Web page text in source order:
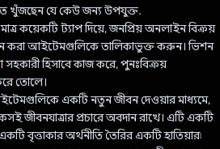
খুঁজছেন যে কেউ জন্য উপযুক্ত.
কয়েকটি ট্যাপ দিয়ে, জনপ্রিয় অনলাইন বিক্রয়
করা আইটেমগুলিকে তালিকাভুক্ত করুন। ভিশন
হিসাবে কাজ করে, পুনঃবিক্রয়
তোলে।
একটি নতুন জীবন দেওয়ার মাধ্যমে,
জীবনযাত্রার প্রচারে অবদান রাখে। এটি একটি
বৃত্তাকার অর্থনীতি তৈরির একটি হাতিয়ার৷